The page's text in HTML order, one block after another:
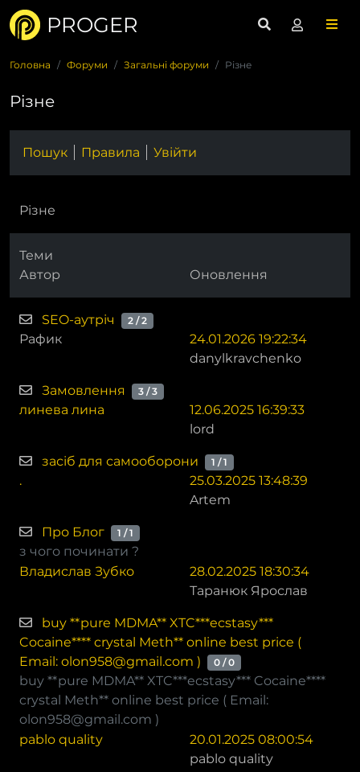
PROGER
Головна Форуми Загальні форуми Різне
Різне
Пошук Правила Увійти
Різне
Теми
Автор
Оновлення
SEO-аутріч 2 / 2
Рафик
24.01.2026 19:22:34
danylkravchenko
Замовлення 3 / 3
линева лина
12.06.2025 16:39:33
lord
засіб для самооборони 1 / 1
.
25.03.2025 13:48:39
Artem
Про Блог 1 / 1
з чого починати ?
Владислав Зубко
28.02.2025 18:30:34
Таранюк Ярослав
buy **pure MDMA** XTC***ecstasy***
Cocaine**** crystal Meth** online best price (
Email: olon958@gmail.com )
0 / 0
buy **pure MDMA** XTC***ecstasy*** Cocaine****
crystal Meth** online best price ( Email:
olon958@gmail.com )
pablo quality
20.01.2025 08:00:54
pablo quality